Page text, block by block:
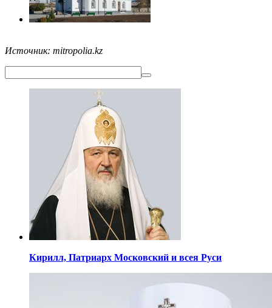
Источник: mitropolia.kz
Кирилл, Патриарх Московский и всея Руси